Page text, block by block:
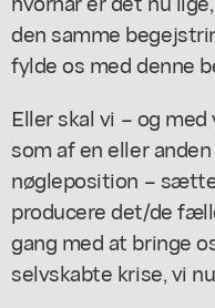
den samme
fylde os med denne
Eller skal vi – og
som af en eller
nøgleposition –
producere det/de
gang med at bringe
selvskabte krise, vi